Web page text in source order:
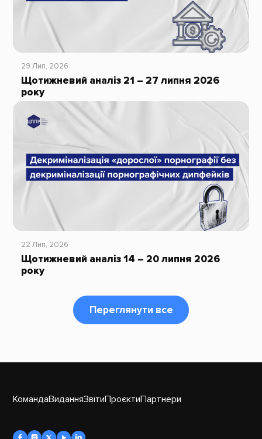
29 Лип, 2026
Щотижневий аналіз 21 – 27 липня 2026
року
22 Лип, 2026
Щотижневий аналіз 14 – 20 липня 2026
року
Переглянути все
КомандаВиданняЗвітиПроєктиПартнери